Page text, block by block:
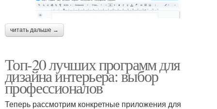
читать дальше →
Топ-20 лучших программ для
дизайна интерьера: выбор
профессионалов
Теперь рассмотрим конкретные приложения для